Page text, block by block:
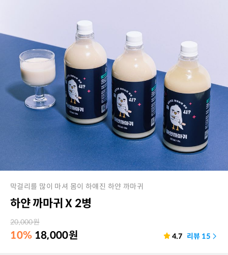
막걸리를 많이 마셔 몸이 하얘진 하얀 까마귀
하얀 까마귀 X 2병
20,000원
10% 18,000원 4.7 리뷰 15